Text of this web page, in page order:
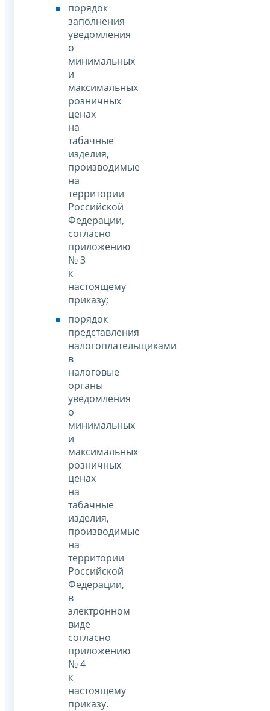
порядок
заполнения
уведомления
о
минимальных
и
максимальных
розничных
ценах
на
табачные
изделия,
производимые
на
территории
Российской
Федерации,
согласно
приложению
№ 3
к
настоящему
приказу;
порядок
представления
налогоплательщиками
в
налоговые
органы
уведомления
о
минимальных
и
максимальных
розничных
ценах
на
табачные
изделия,
производимые
на
территории
Российской
Федерации,
в
электронном
виде
согласно
приложению
№ 4
к
настоящему
приказу.